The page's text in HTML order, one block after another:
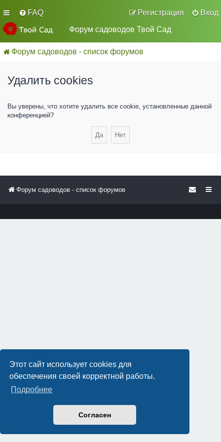
Этот сайт использует cookies для
обеспечения своей корректной работы.
Подробнее
Согласен
FAQ Вход
Регистрация
Форум садоводов Твой Сад
Форум садоводов - список форумов
Удалить cookies
Вы уверены, что хотите удалить все cookie, установленные данной
конференцией?
Форум садоводов - список форумов